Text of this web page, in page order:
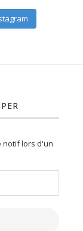
notif lors d'un
activités